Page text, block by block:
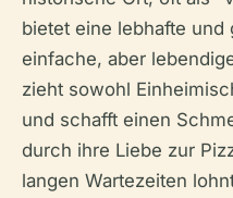
bietet eine lebhafte und
einfache, aber
zieht sowohl
und schafft einen
durch ihre Liebe zur
langen Wartezeiten